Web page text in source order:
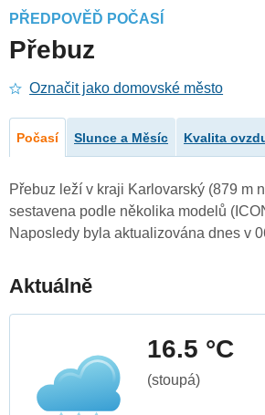
PŘEDPOVĚĎ POČASÍ
Přebuz
Označit jako domovské město
Počasí Slunce a Měsíc Kvalita
Přebuz leží v kraji Karlovarský (879 m
sestavena podle několika modelů
Naposledy byla aktualizována dnes v
Aktuálně
16.5 °C
(stoupá)